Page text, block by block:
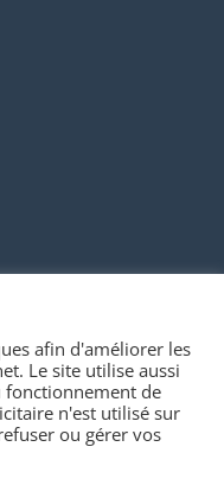
afin d'améliorer les
Le site utilise aussi
fonctionnement de
n'est utilisé sur
ou gérer vos